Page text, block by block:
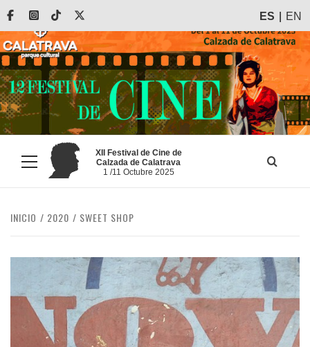
Saltar
contenido
FacebookInstagram
Tiktok ES EN
Menú
principal
XII Festival de Cine de
Calzada de Calatrava
1 /11 Octubre 2025
INICIO 2020 SWEET SHOP